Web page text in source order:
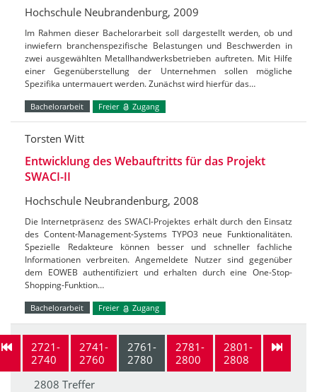
Hochschule Neubrandenburg, 2009
Im Rahmen dieser Bachelorarbeit soll dargestellt werden, ob und
inwiefern branchenspezifische Belastungen und Beschwerden in
zwei ausgewählten Metallhandwerksbetrieben auftreten. Mit Hilfe
einer Gegenüberstellung der Unternehmen sollen mögliche
Spezifika untermauert werden. Zunächst wird hierfür das…
Bachelorarbeit Freier Zugang
Torsten Witt
Entwicklung des Webauftritts für das Projekt
SWACI-II
Hochschule Neubrandenburg, 2008
Die Internetpräsenz des SWACI-Projektes erhält durch den Einsatz
des Content-Management-Systems TYPO3 neue Funktionalitäten.
Spezielle Redakteure können besser und schneller fachliche
Informationen verbreiten. Angemeldete Nutzer sind gegenüber
dem EOWEB authentifiziert und erhalten durch eine One-Stop-
Shopping-Funktion…
Bachelorarbeit Freier Zugang
2721-
2740
2741-
2760
2761-
2780
2781-
2800
2801-
2808
2808 Treffer